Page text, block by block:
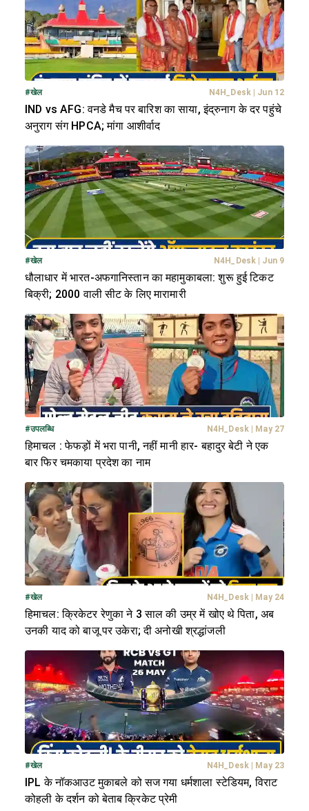
#खेल N4H_Desk| Jun 12
IND vs AFG: वनडे मैच पर बारिश का साया, इंद्रुनाग के दर पहुंचे
अनुराग संग HPCA; मांगा आशीर्वाद
#खेल N4H_Desk Jun 9
धौलाधार में भारत-अफगानिस्तान का महामुकाबला: शुरू हुई टिकट
बिक्री; 2000 वाली सीट के लिए मारामारी
#उपलब्धि N4H_Desk| May 27
हिमाचल : फेफड़ों में भरा पानी, नहीं मानी हार- बहादुर बेटी ने एक
बार फिर चमकाया प्रदेश का नाम
#खेल N4H_Desk| May 24
हिमाचल: क्रिकेटर रेणुका ने 3 साल की उम्र में खोए थे पिता, अब
उनकी याद को बाजू पर उकेरा; दी अनोखी श्रद्धांजली
#खेल N4H_Desk| May 23
IPL के नॉकआउट मुकाबले को सज गया धर्मशाला स्टेडियम, विराट
कोहली के दर्शन को बेताब क्रिकेट प्रेमी